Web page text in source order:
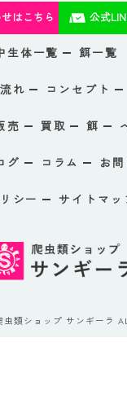
はこちら 公式
生体一覧 餌一覧
れ コンセプト
売 買取 餌
グ コラム お
シー サイトマッ
虫類ショップ サンギーラ